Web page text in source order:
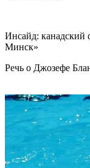
Инсайд:
Минск»
Речь о Джозефе